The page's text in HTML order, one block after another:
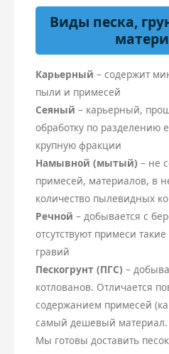
Виды песка,
Карьерный – содержит
пыли и примесей
Сеяный – карьерный,
обработку по разделению
крупную фракции
Намывной (мытый) – не
примесей, материалов, в
количество пылевидных
Речной – добывается с
отсутствуют примеси
гравий
Пескогрунт (ПГС) –
котлованов. Отличается
содержанием примесей
самый дешевый материал.
Мы готовы доставить